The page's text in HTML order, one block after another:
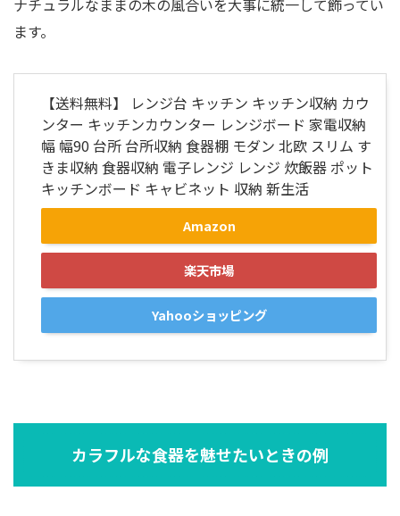
ます。
【送料無料】 レンジ台 キッチン キッチン収納 カウ
ンター キッチンカウンター レンジボード 家電収納
幅 幅90 台所 台所収納 食器棚 モダン 北欧 スリム す
きま収納 食器収納 電子レンジ レンジ 炊飯器 ポット
キッチンボード キャビネット 収納 新生活
Amazon
楽天市場
Yahooショッピング
カラフルな食器を魅せたいときの例